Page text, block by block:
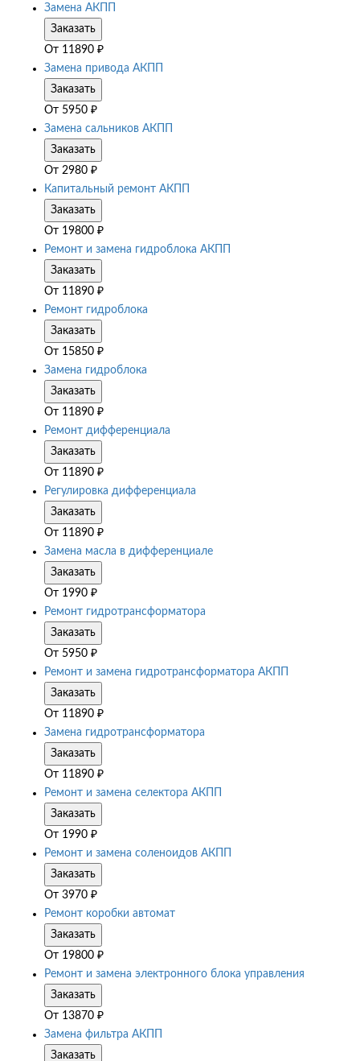
Замена АКПП
Заказать
От 11890 ₽
Замена привода АКПП
Заказать
От 5950 ₽
Замена сальников АКПП
Заказать
От 2980 ₽
Капитальный ремонт АКПП
Заказать
От 19800 ₽
Ремонт и замена гидроблока АКПП
Заказать
От 11890 ₽
Ремонт гидроблока
Заказать
От 15850 ₽
Замена гидроблока
Заказать
От 11890 ₽
Ремонт дифференциала
Заказать
От 11890 ₽
Регулировка дифференциала
Заказать
От 11890 ₽
Замена масла в дифференциале
Заказать
От 1990 ₽
Ремонт гидротрансформатора
Заказать
От 5950 ₽
Ремонт и замена гидротрансформатора АКПП
Заказать
От 11890 ₽
Замена гидротрансформатора
Заказать
От 11890 ₽
Ремонт и замена селектора АКПП
Заказать
От 1990 ₽
Ремонт и замена соленоидов АКПП
Заказать
От 3970 ₽
Ремонт коробки автомат
Заказать
От 19800 ₽
Ремонт и замена электронного блока управления
Заказать
От 13870 ₽
Замена фильтра АКПП
Заказать